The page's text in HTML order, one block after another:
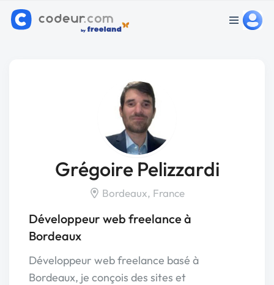
Grégoire Pelizzardi
Bordeaux, France
Développeur web freelance à
Bordeaux
Développeur web freelance basé à
Bordeaux, je conçois des sites et